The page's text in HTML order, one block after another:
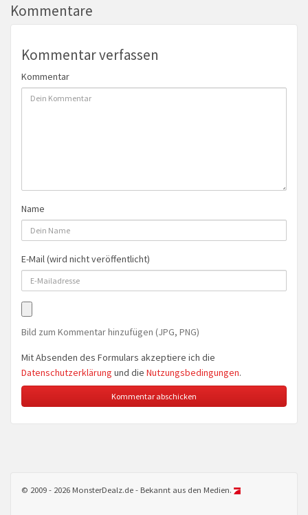
Kommentare
Kommentar verfassen
Kommentar
Name
E-Mail (wird nicht veröffentlicht)
Bild zum Kommentar hinzufügen (JPG, PNG)
Mit Absenden des Formulars akzeptiere ich die
Datenschutzerklärung und die Nutzungsbedingungen.
© 2009 - 2026 MonsterDealz.de - Bekannt aus den Medien.